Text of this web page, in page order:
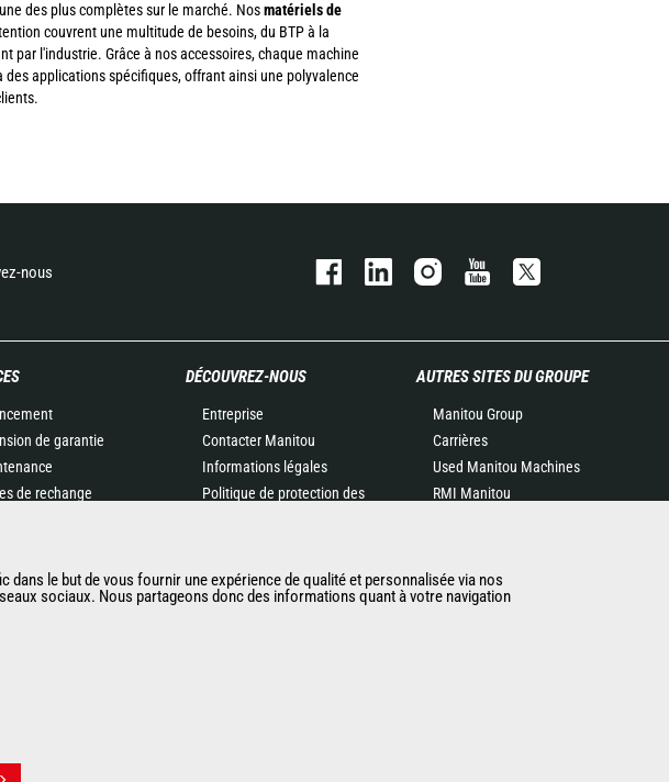
des plus complètes sur le marché. Nosmatériels de
couvrent une multitude de besoins, du BTP à la
par l'industrie. Grâce à nos accessoires, chaque machine
des applications spécifiques, offrant ainsi une polyvalence
nous
de garantie
de rechange
d'occasion
DÉCOUVREZ-NOUS
Entreprise
Contacter Manitou
Informations légales
Politique de protection des
Actualités
Historique
AUTRES SITES DU GROUPE
Manitou Group
Carrières
Used Manitou Machines
RMI Manitou
Attachments
le but de vous fournir une expérience de qualité et personnalisée via nos
sociaux. Nous partageons donc des informations quant à votre navigation